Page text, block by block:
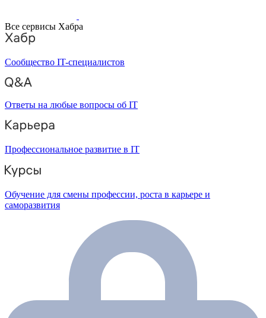
Все сервисы Хабра
Сообщество IT-специалистов
Ответы на любые вопросы об IT
Профессиональное развитие в IT
Обучение для смены профессии, роста в карьере и
саморазвития